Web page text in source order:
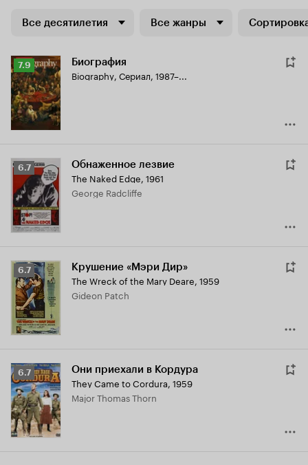
Все десятилетия Все жанры
Рейтинг
Кинопоиска
7.9
7.9 Биография
Biography, Сериал, 1987–...
Рейтинг
Кинопоиска
6.7
6.7 Обнаженное лезвие
The Naked Edge, 1961
George Radcliffe
Рейтинг
Кинопоиска
6.7
6.7 Крушение «Мэри Дир»
The Wreck of the Mary Deare, 1959
Gideon Patch
Рейтинг
Кинопоиска
6.7
6.7 Они приехали в Кордура
They Came to Cordura, 1959
Major Thomas Thorn